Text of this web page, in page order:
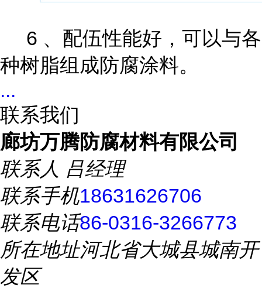
6 、配伍性能好，可以与各
种树脂组成防腐涂料。
...
联系我们
廊坊万腾防腐材料有限公司
联系人 吕经理
联系手机18631626706
联系电话86-0316-3266773
所在地址河北省大城县城南开
发区